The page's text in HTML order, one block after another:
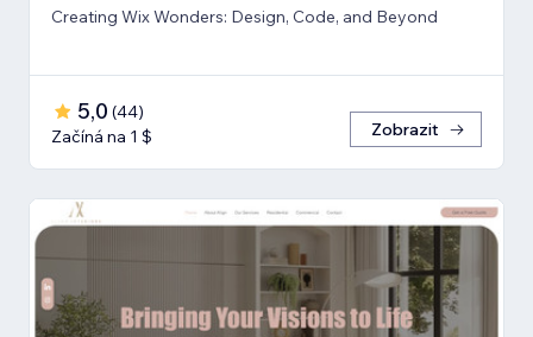
Creating Wix Wonders: Design, Code, and Beyond
5,0 (44)
Začíná na 1 $
Zobrazit